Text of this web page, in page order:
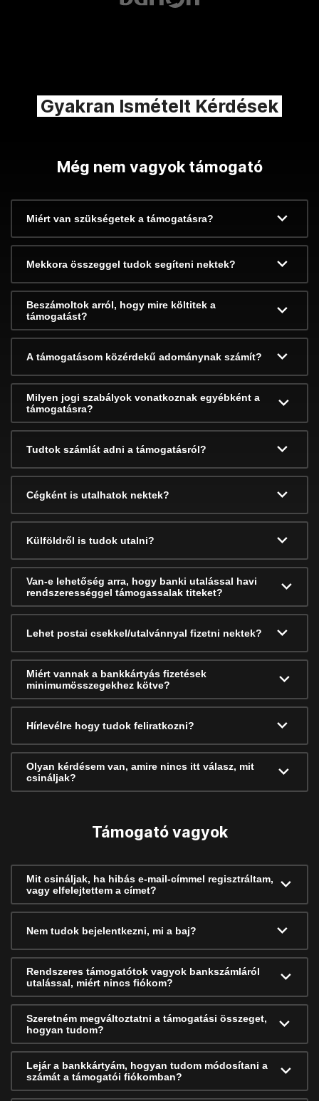
Gyakran Ismételt Kérdések
Még nem vagyok támogató
Miért van szükségetek a támogatásra?
Mekkora összeggel tudok segíteni nektek?
Beszámoltok arról, hogy mire költitek a
támogatást?
A támogatásom közérdekű adománynak számít?
Milyen jogi szabályok vonatkoznak egyébként a
támogatásra?
Tudtok számlát adni a támogatásról?
Cégként is utalhatok nektek?
Külföldről is tudok utalni?
Van-e lehetőség arra, hogy banki utalással havi
rendszerességgel támogassalak titeket?
Lehet postai csekkel/utalvánnyal fizetni nektek?
Miért vannak a bankkártyás fizetések
minimumösszegekhez kötve?
Hírlevélre hogy tudok feliratkozni?
Olyan kérdésem van, amire nincs itt válasz, mit
csináljak?
Támogató vagyok
Mit csináljak, ha hibás e-mail-címmel regisztráltam,
vagy elfelejtettem a címet?
Nem tudok bejelentkezni, mi a baj?
Rendszeres támogatótok vagyok bankszámláról
utalással, miért nincs fiókom?
Szeretném megváltoztatni a támogatási összeget,
hogyan tudom?
Lejár a bankkártyám, hogyan tudom módosítani a
számát a támogatói fiókomban?